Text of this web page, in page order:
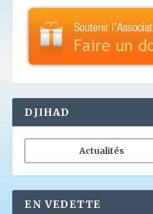
DJIHAD
Actualités
EN VEDETTE